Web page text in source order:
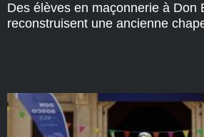
Des élèves en maçonnerie à Don
reconstruisent une ancienne